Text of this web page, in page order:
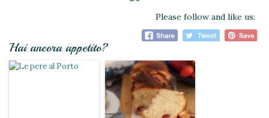
Please follow and like us:
Hai ancora appetito?